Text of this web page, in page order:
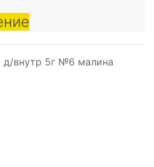
внутр 5г №6 малина